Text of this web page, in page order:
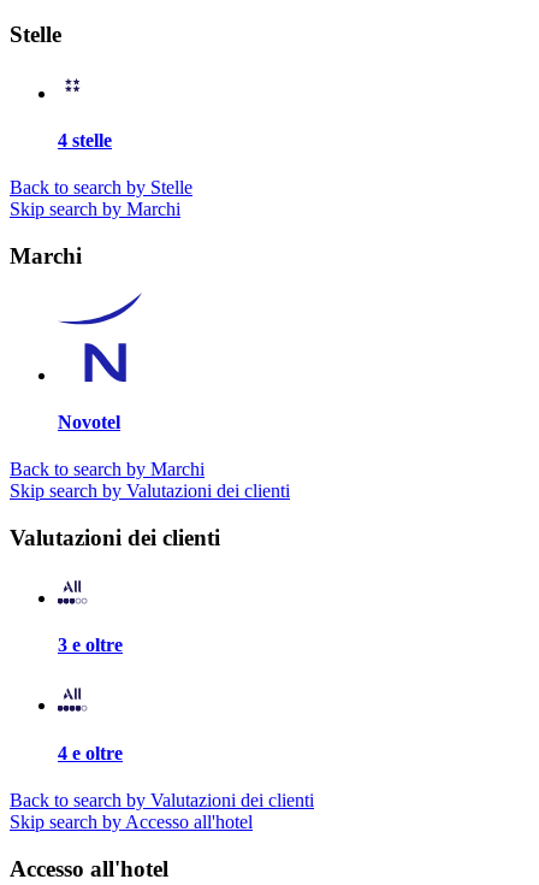
Stelle
4 stelle
Back to search by Stelle
Skip search by Marchi
Marchi
Novotel
Back to search by Marchi
Skip search by Valutazioni dei clienti
Valutazioni dei clienti
3 e oltre
4 e oltre
Back to search by Valutazioni dei clienti
Skip search by Accesso all'hotel
Accesso all'hotel